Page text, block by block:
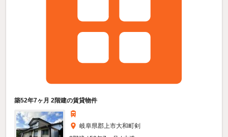
築52年7ヶ月 2階建の賃貸物件
岐阜県郡上市大和町剣